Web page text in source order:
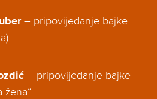
– pripovijedanje bajke
– pripovijedanje bajke
žena“